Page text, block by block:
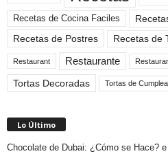
Recetas de Cocina Faciles
Recetas de Postres
Recetas de
Restaurant Restaurante
Tortas Decoradas Tortas de
Lo Último
Chocolate de Dubai: ¿Cómo se Hace?